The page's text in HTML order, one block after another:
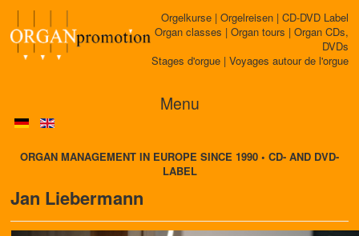
Orgelkurse | Orgelreisen | CD-DVD Label
Organ classes | Organ tours | Organ CDs,
DVDs
Stages d'orgue | Voyages autour de l'orgue
Menu
ORGAN MANAGEMENT IN EUROPE SINCE 1990 • CD- AND DVD-
LABEL
Jan Liebermann